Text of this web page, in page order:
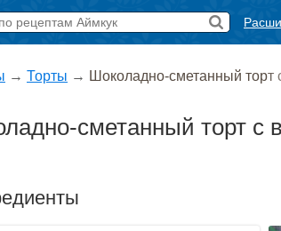
→ Торты → Шоколадно-сметанный торт
сметанный торт с